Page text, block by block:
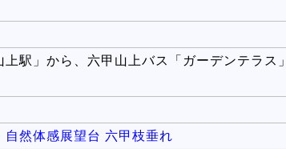
駅」から、六甲山上バス「ガーデンテラス」
自然体感展望台 六甲枝垂れ